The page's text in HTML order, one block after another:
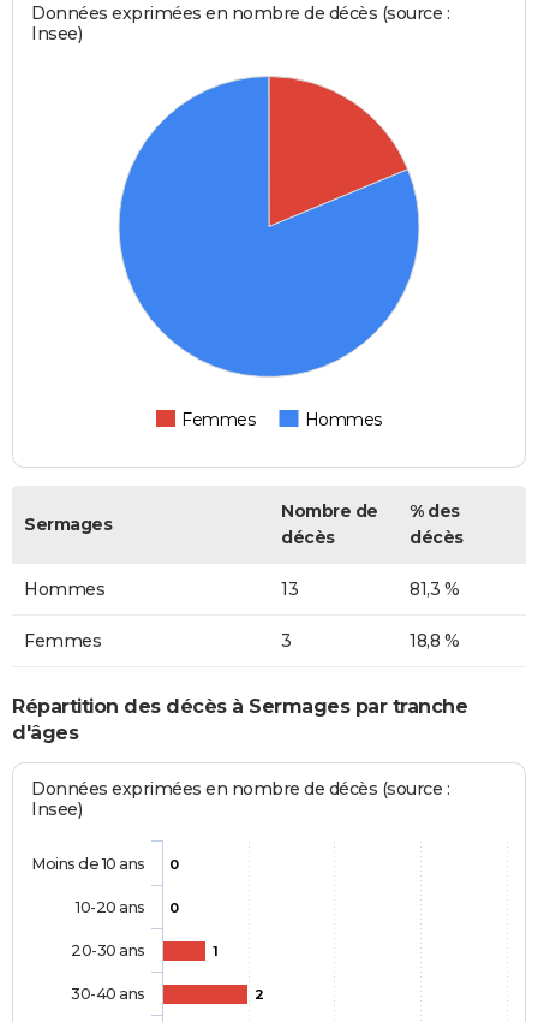
Données exprimées en nombre de décès (source :
Insee)
Femmes Hommes
Sermages
Nombre de
décès
% des
décès
Hommes 13 81,3 %
Femmes 3 18,8 %
Répartition des décès à Sermages par tranche
d'âges
Données exprimées en nombre de décès (source :
Insee)
0
0
1
2
Moins de 10 ans
10-20 ans
20-30 ans
30-40 ans